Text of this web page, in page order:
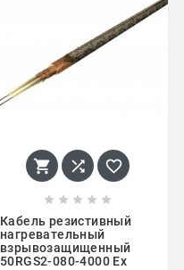
  
    
Кабель резистивный
нагревательный
взрывозащищенный
50RGS2-080-4000 Ex